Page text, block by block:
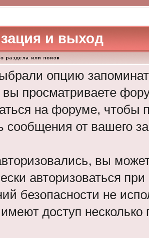
и выход
раздела или поиск
опцию
просматриваете
на форуме,
сообщения от вашего
вы
авторизоваться
безопасности не
доступ несколько